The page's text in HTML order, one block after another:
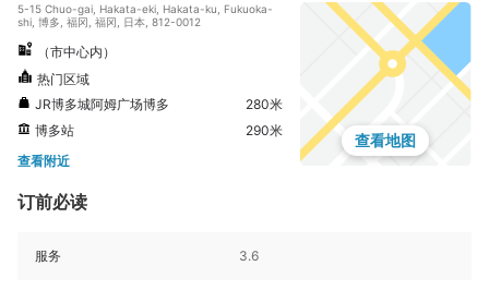
5-15 Chuo-gai, Hakata-eki, Hakata-ku, Fukuoka-
shi, 博多, 福冈, 福冈, 日本, 812-0012
（市中心内）
热门区域
JR博多城阿姆广场博多
280米
博多站
290米
查看附近
查看地图
订前必读
服务 3.6